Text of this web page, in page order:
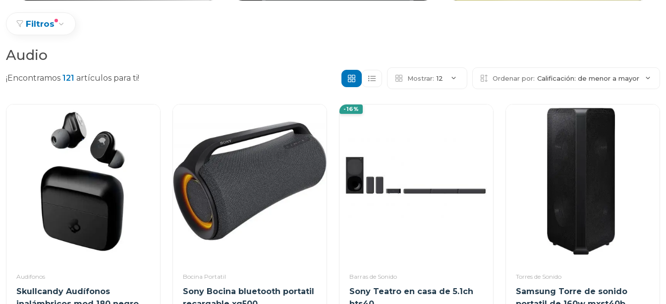
Filtros
Audio
¡Encontramos 121 artículos para ti! Mostrar: 12 Ordenar por: Calificación: de menor a mayor
Audifonos
Skullcandy Audífonos
Bocina Portatil
Sony Bocina bluetooth portatil
-16%
Barras de Sonido
Sony Teatro en casa de 5.1ch
Torres de Sonido
Samsung Torre de sonido